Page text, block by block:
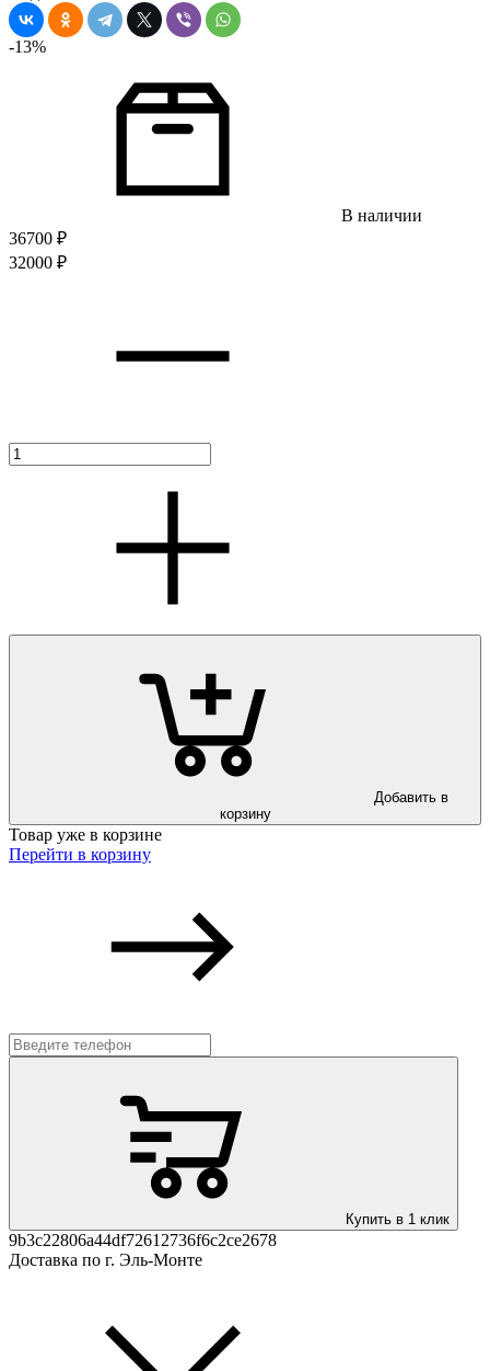
-13%
В наличии
36700 ₽
32000 ₽
корзину
Товар уже в корзине
Перейти в корзину
Купить в 1 клик
9b3c22806a44df72612736f6c2ce2678
Доставка по г. Эль-Монте